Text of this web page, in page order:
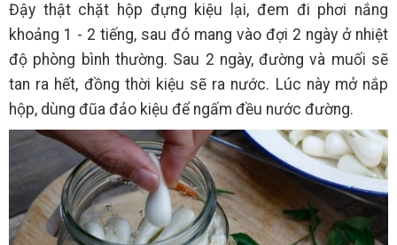
Đậy thật chặt hộp đựng kiệu lại, đem đi phơi nắng
khoảng 1 - 2 tiếng, sau đó mang vào đợi 2 ngày ở nhiệt
độ phòng bình thường. Sau 2 ngày, đường và muối sẽ
tan ra hết, đồng thời kiệu sẽ ra nước. Lúc này mở nắp
hộp, dùng đũa đảo kiệu để ngấm đều nước đường.